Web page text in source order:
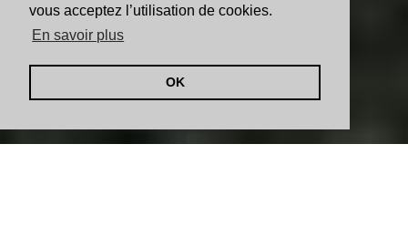
vous acceptez l’utilisation de cookies.
En savoir plus
OK